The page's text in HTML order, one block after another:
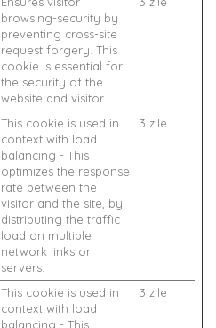
browsing-security by
preventing cross-site
request forgery. This
cookie is essential for
the security of the
website and visitor.
This cookie is used in
context with load
balancing - This
optimizes the response
rate between the
visitor and the site, by
distributing the traffic
load on multiple
network links or
servers.
3 zile
This cookie is used in
context with load
balancing - This
3 zile